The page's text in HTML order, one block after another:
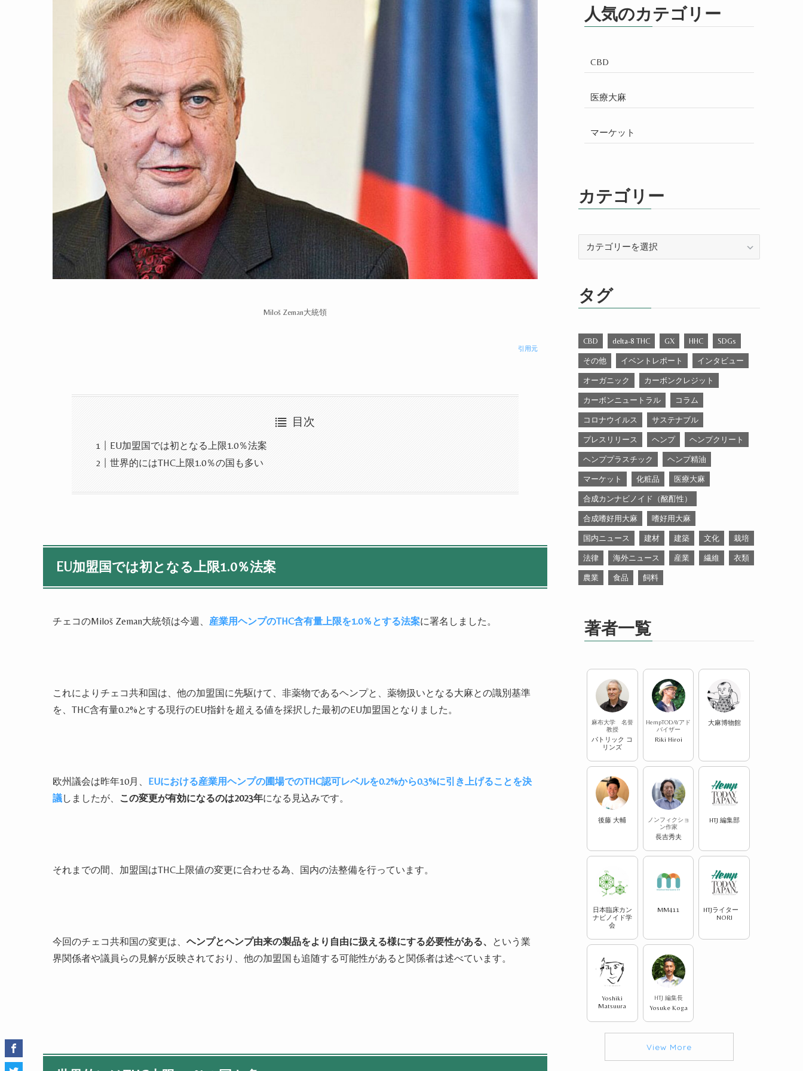
Miloš Zeman大統領
引用元
目次
EU加盟国では初となる上限1.0％法案
世界的にはTHC上限1.0％の国も多い
EU加盟国では初となる上限1.0％法案
チェコのMiloš Zeman大統領は今週、 産業用ヘンプのTHC含有量上限を1.0％とする法案に署名しました。
これによりチェコ共和国は、他の加盟国に先駆けて、非薬物であるヘンプと、薬物扱いとなる大麻との識別基準
を、THC含有量0.2%とする現行のEU指針を超える値を採択した最初のEU加盟国となりました。
欧州議会は昨年10月、 EUにおける産業用ヘンプの圃場でのTHC認可レベルを0.2%から0.3%に引き上げることを決
議しましたが、 この変更が有効になるのは2023年になる見込みです。
それまでの間、加盟国はTHC上限値の変更に合わせる為、国内の法整備を行っています。
今回のチェコ共和国の変更は、 ヘンプとヘンプ由来の製品をより自由に扱える様にする必要性がある、
という業
界関係者や議員らの見解が反映されており、他の加盟国も追随する可能性があると関係者は述べています。
人気のカテゴリー
CBD
医療大麻
マーケット
カテゴリー
ー
タグ
CBD delta-8 THC GX HHC SDGs
その他 イベントレポート インタビュー
オーガニック カーボンクレジット
カーボンニュートラル コラム
コロナウイルス サステナブル
プレスリリース ヘンプ ヘンプクリート
ヘンププラスチック ヘンプ精油
マーケット 化粧品 医療大麻
合成カンナビノイド（酩酊性）
合成嗜好用大麻 嗜好用大麻
国内ニュース 建材 建築 文化 栽培
法律 海外ニュース 産業 繊維 衣類
農業 食品 飼料
著者一覧
麻布大学 名誉
教授
パトリック コ
リンズ
HempTODAYアド
バイザー
Riki Hiroi
大麻博物館
後藤 大輔
ノンフィクショ
ン作家
長吉秀夫
HTJ 編集部
日本臨床カン
ナビノイド学
会
MM411
HTJライター
NORI
Yoshiki
Matsuura
HTJ 編集長
Yosuke Koga
View More